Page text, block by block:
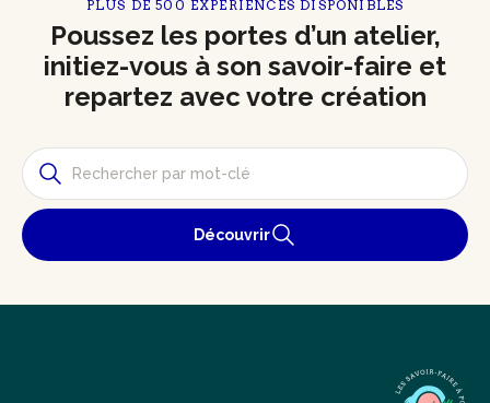
PLUS DE 500 EXPÉRIENCES DISPONIBLES
Poussez les portes d’un atelier,
initiez-vous à son savoir-faire et
repartez avec votre création
Découvrir